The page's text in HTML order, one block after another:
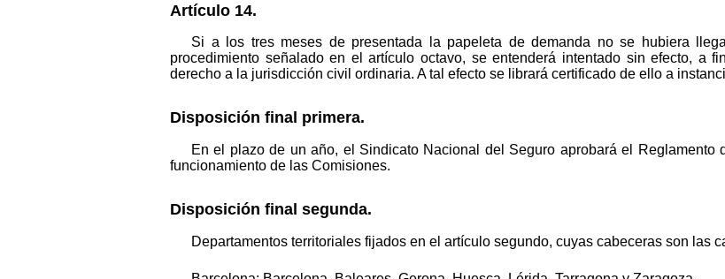
Artículo 14.
Si a los tres meses de presentada la papeleta de demanda no se hubiera
procedimiento señalado en el artículo octavo, se entenderá intentado sin efecto, a
derecho a la jurisdicción civil ordinaria. A tal efecto se librará certificado de ello a
Disposición final primera.
En el plazo de un año, el Sindicato Nacional del Seguro aprobará el Reglamento
funcionamiento de las Comisiones.
Disposición final segunda.
Departamentos territoriales fijados en el artículo segundo, cuyas cabeceras son las